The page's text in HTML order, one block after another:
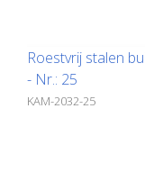
Roestvrij stalen
- Nr.: 25
KAM-2032-25